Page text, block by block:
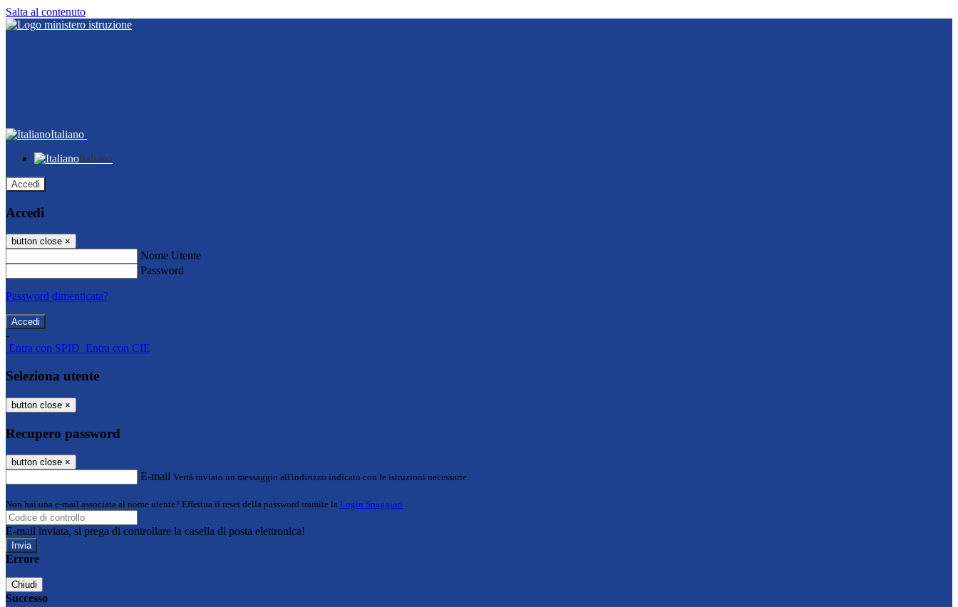
Salta al contenuto
Italiano
Italiano
Accedi
Accedi
button close ×
Nome Utente
Password
Password dimenticata?
-
Entra con SPID Entra con CIE
Seleziona utente
button close ×
Recupero password
button close ×
E-mail Verrà inviato un messaggio all'indirizzo indicato con le istruzioni necessarie.
Non hai una e-mail associata al nome utente? Effettua il reset della password tramite la Login Spaggiari
E-mail inviata, si prega di controllare la casella di posta elettronica!
Errore
Chiudi
Successo